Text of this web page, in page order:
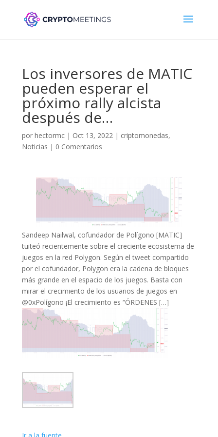
Los inversores de MATIC
pueden esperar el
próximo rally alcista
después de…
por hectormc| Oct 13, 2022| criptomonedas,
Noticias | 0 Comentarios
Sandeep Nailwal, cofundador de Polígono [MATIC]
tuiteó recientemente sobre el creciente ecosistema de
juegos en la red Polygon. Según el tweet compartido
por el cofundador, Polygon era la cadena de bloques
más grande en el espacio de los juegos. Basta con
mirar el crecimiento de los usuarios de juegos en
@0xPolígono ¡El crecimiento es “ÓRDENES […]
Ir a la fuente